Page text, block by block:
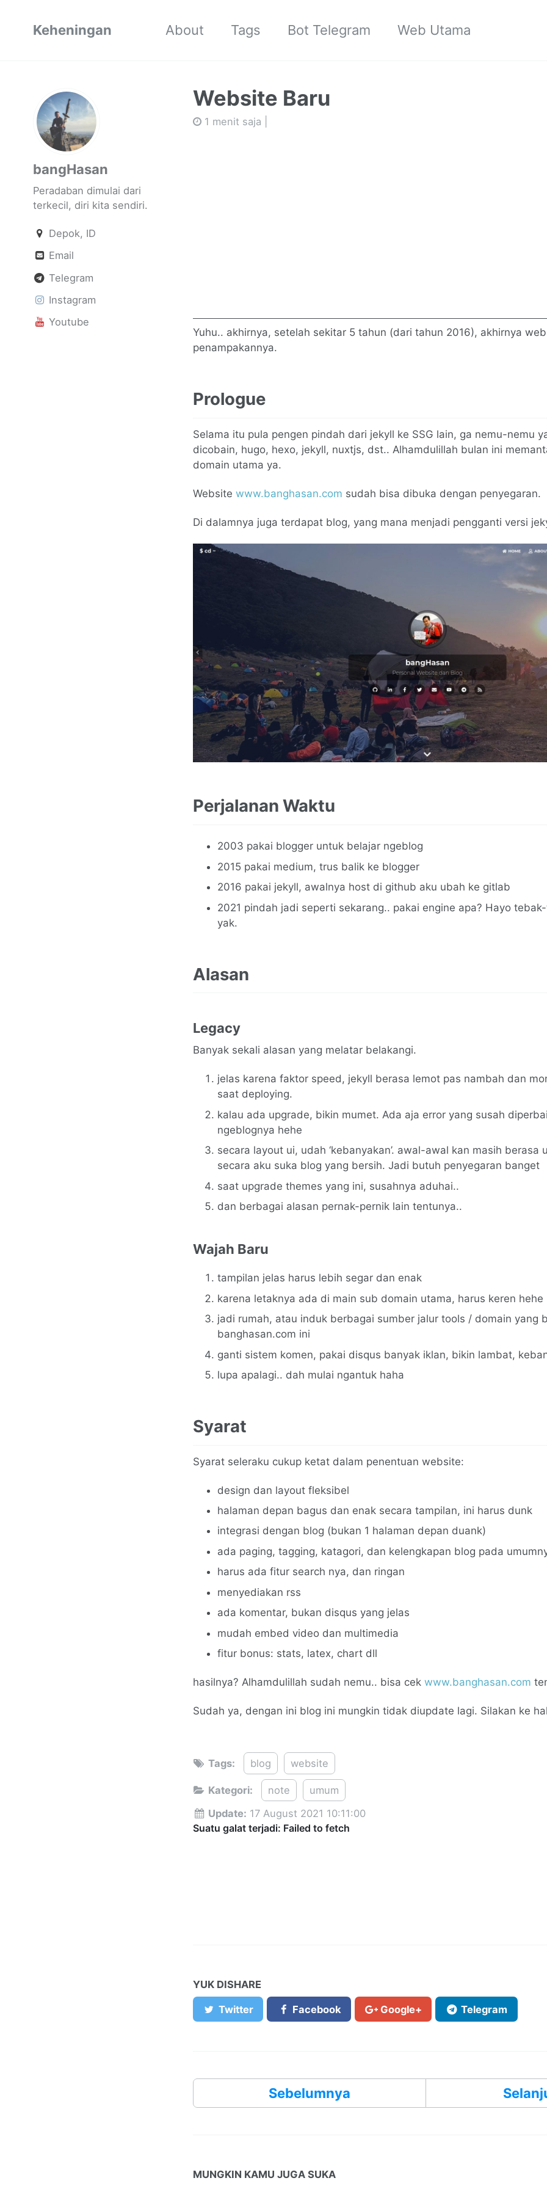
Keheningan About Tags Bot Telegram Web Utama
bangHasan
Peradaban dimulai dari
terkecil, diri kita sendiri.
Depok, ID
Email
Telegram
Instagram
Youtube
Website Baru
1 menit saja |
Yuhu.. akhirnya, setelah sekitar 5 tahun (dari tahun 2016), akhirnya
penampakannya.
Prologue
Selama itu pula pengen pindah dari jekyll ke SSG lain, ga nemu-nemu
dicobain, hugo, hexo, jekyll, nuxtjs, dst.. Alhamdulillah bulan ini
domain utama ya.
Website www.banghasan.com sudah bisa dibuka dengan penyegaran.
Di dalamnya juga terdapat blog, yang mana menjadi pengganti versi
Perjalanan Waktu
2003 pakai blogger untuk belajar ngeblog
2015 pakai medium, trus balik ke blogger
2016 pakai jekyll, awalnya host di github aku ubah ke gitlab
2021 pindah jadi seperti sekarang.. pakai engine apa? Hayo
yak.
Alasan
Legacy
Banyak sekali alasan yang melatar belakangi.
jelas karena faktor speed, jekyll berasa lemot pas nambah dan
saat deploying.
kalau ada upgrade, bikin mumet. Ada aja error yang susah
ngeblognya hehe
secara layout ui, udah ‘kebanyakan’. awal-awal kan masih berasa
secara aku suka blog yang bersih. Jadi butuh penyegaran banget
saat upgrade themes yang ini, susahnya aduhai..
dan berbagai alasan pernak-pernik lain tentunya..
Wajah Baru
tampilan jelas harus lebih segar dan enak
karena letaknya ada di main sub domain utama, harus keren hehe
jadi rumah, atau induk berbagai sumber jalur tools / domain yang
banghasan.com ini
ganti sistem komen, pakai disqus banyak iklan, bikin lambat,
lupa apalagi.. dah mulai ngantuk haha
Syarat
Syarat seleraku cukup ketat dalam penentuan website:
design dan layout fleksibel
halaman depan bagus dan enak secara tampilan, ini harus dunk
integrasi dengan blog (bukan 1 halaman depan duank)
ada paging, tagging, katagori, dan kelengkapan blog pada
harus ada fitur search nya, dan ringan
menyediakan rss
ada komentar, bukan disqus yang jelas
mudah embed video dan multimedia
fitur bonus: stats, latex, chart dll
hasilnya? Alhamdulillah sudah nemu.. bisa cek www.banghasan.com
Sudah ya, dengan ini blog ini mungkin tidak diupdate lagi. Silakan ke
Tags: blog website
Kategori: note
umum
Update: 17 August 2021 10:11:00
YUK DISHARE
Twitter Facebook Google+ Telegram
Sebelumnya
MUNGKIN KAMU JUGA SUKA